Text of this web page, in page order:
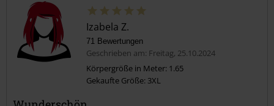
Kommentar jetzt abschicken!
Izabela Z.
71 Bewertungen
Geschrieben am: Freitag, 25.10.2024
Körpergröße in Meter: 1.65
Gekaufte Größe: 3XL